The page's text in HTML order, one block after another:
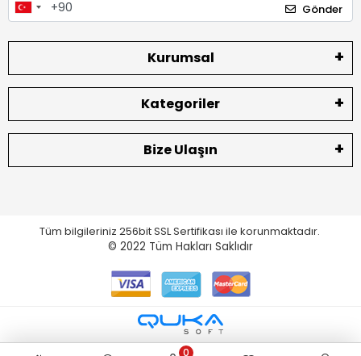
Gönder
Kurumsal
Kategoriler
Bize Ulaşın
Tüm bilgileriniz 256bit SSL Sertifikası ile korunmaktadır.
© 2022 Tüm Hakları Saklıdır
0